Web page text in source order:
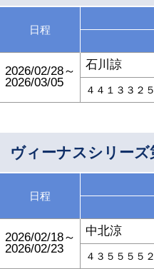
日程
2026/02/28～
2026/03/05
石川諒
４４１３３２
ヴィーナスシリー
日程
2026/02/18～
2026/02/23
中北涼
４３５５５５